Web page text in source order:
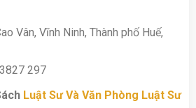
Vân, Vĩnh Ninh, Thành phố Huế,
297
Luật Sư Và Văn Phòng Luật Sư